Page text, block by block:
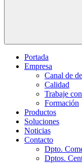
Portada
Empresa
Canal de
Calidad
Trabaje
Formación
Productos
Soluciones
Noticias
Contacto
Dpto.
Dptos.